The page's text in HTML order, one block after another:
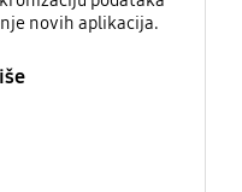
novih aplikacija.